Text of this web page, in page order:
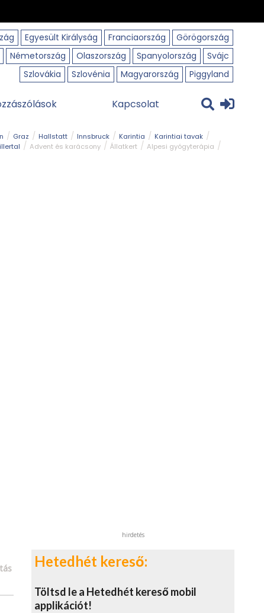
Egyesült Királyság Franciaország
Görögország
Németország Olaszország Spanyolország
Svájc
Szlovákia
Szlovénia Magyarország Piggyland
Kapcsolat
Graz Hallstatt Innsbruck Karintia
Karintiai tavak
Advent és karácsony Állatkert
Alpesi gyógyterápia
hirdetés
Hetedhét kereső:
Töltsd le a Hetedhét kereső mobil
applikációt!